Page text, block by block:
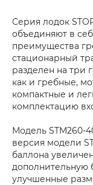
Серия лодок
объединяют в
преимущества
стационарный
разделен на три
как и гребные,
компактные и
комплектацию
Модель STM260-
версия модели
баллона
дополнительную
улучшенные